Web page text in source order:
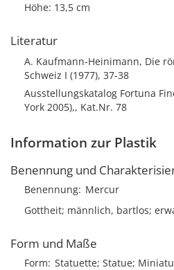
Höhe: 13,5 cm
Literatur
A. Kaufmann-Heinimann, Die
Schweiz I (1977), 37-38
Ausstellungskatalog Fortuna
York 2005),, Kat.Nr. 78
Information zur Plastik
Benennung und
Benennung Mercur
Gottheit; männlich, bartlos;
Form und Maße
Form Statuette; Statue;